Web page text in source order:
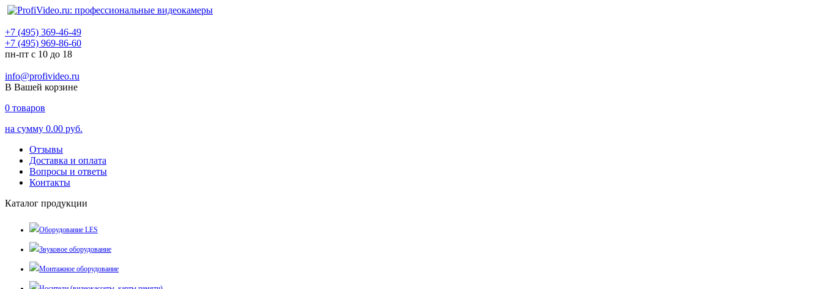
+7 (495) 369-46-49
+7 (495) 969-86-60
пн-пт с 10 до 18
info@profivideo.ru
В Вашей корзине
0 товаров
на сумму 0.00 руб.
Отзывы
Доставка и оплата
Вопросы и ответы
Контакты
Каталог продукции
Оборудование LES
Звуковое оборудование
Монтажное оборудование